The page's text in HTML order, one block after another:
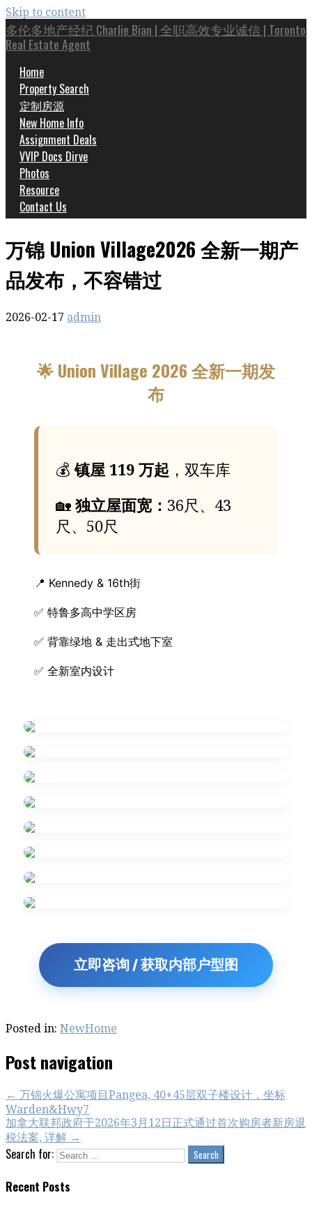
Skip to content
多伦多地产经纪 Charlie Bian | 全职高效专业诚信 | Toronto
Real Estate Agent
Home
Property Search
定制房源
New Home Info
Assignment Deals
VVIP Docs Dirve
Photos
Resource
Contact Us
万锦 Union Village2026 全新一期产
品发布，不容错过
2026-02-17 admin
🌟 Union Village 2026 全新一期发
布
💰镇屋 119 万起 ，双车库
🏡 独立屋面宽： 36尺、43
尺、50尺
📍 Kennedy & 16th街
✅ 特鲁多高中学区房
✅ 背靠绿地 & 走出式地下室
✅ 全新室内设计
立即咨询 / 获取内部户型图
Posted in: NewHome
Post navigation
← 万锦火爆公寓项目Pangea, 40+45层双子楼设计，坐标
Warden&Hwy7
加拿大联邦政府于2026年3月12日正式通过首次购房者新房退
税法案, 详解 →
Search for:
Recent Posts